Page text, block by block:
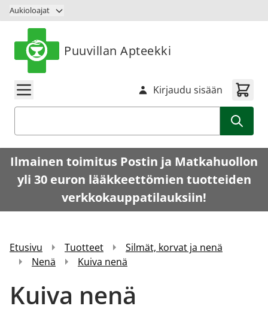
Siirry sisältöön
Aukioloajat
Puuvillan Apteekki
Kirjaudu sisään
Ilmainen toimitus Postin ja Matkahuollon
yli 30 euron lääkkeettömien tuotteiden
verkkokauppatilauksiin!
Etusivu Tuotteet
Silmät, korvat ja nenä
Nenä
Kuiva nenä
Kuiva nenä